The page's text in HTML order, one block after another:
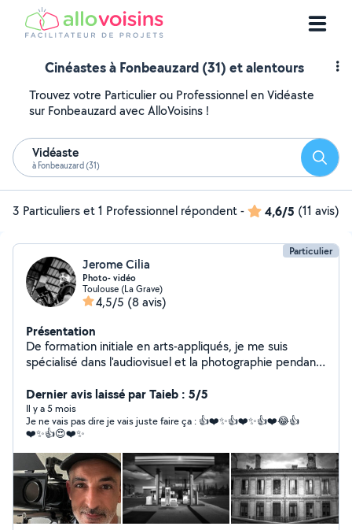
Cinéastes à Fonbeauzard (31) et alentours
Trouvez votre Particulier ou Professionnel en Vidéaste
sur Fonbeauzard avec AlloVoisins !
Vidéaste
à Fonbeauzard (31)
3 Particuliers et 1 Professionnel répondent- 4,6/5 (11 avis)
Particulier
Jerome Cilia
Photo- vidéo
Toulouse (La Grave)
4,5/5 (8 avis)
Présentation
De formation initiale en arts-appliqués, je me suis
spécialisé dans l'audiovisuel et la photographie pendant
professionnaliser dans le domaine de la photo, en
complément je peux proposer mes services de vidéaste
Mes compétences techniques comprennent toutes les
spécificités requises à la production photo e et
audiovisuelle, captation d'évènements, cadrage,
montage, prise de vue photo, photo reportage,
mariage, portrait
Dernier avis laissé par Taieb : 5/5
Il y a 5 mois
Je ne vais pas dire je vais juste faire ça : 👍❤️✨👍❤️✨👍❤️😂👍
❤️✨👍😍❤️✨